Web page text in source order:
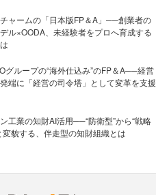
ャームの「日本版FP＆A」──創業者の
ル×OODA、未経験者をプロへ育成する
グループの“海外仕込み”のFP＆A──経営
端に「経営の司令塔」として変革を支援
工業の知財AI活用──“防衛型”から“戦略
変貌する、伴走型の知財組織とは